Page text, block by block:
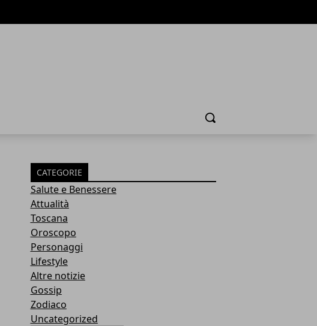
Cerca
CATEGORIE
Salute e Benessere
Attualità
Toscana
Oroscopo
Personaggi
Lifestyle
Altre notizie
Gossip
Zodiaco
Uncategorized